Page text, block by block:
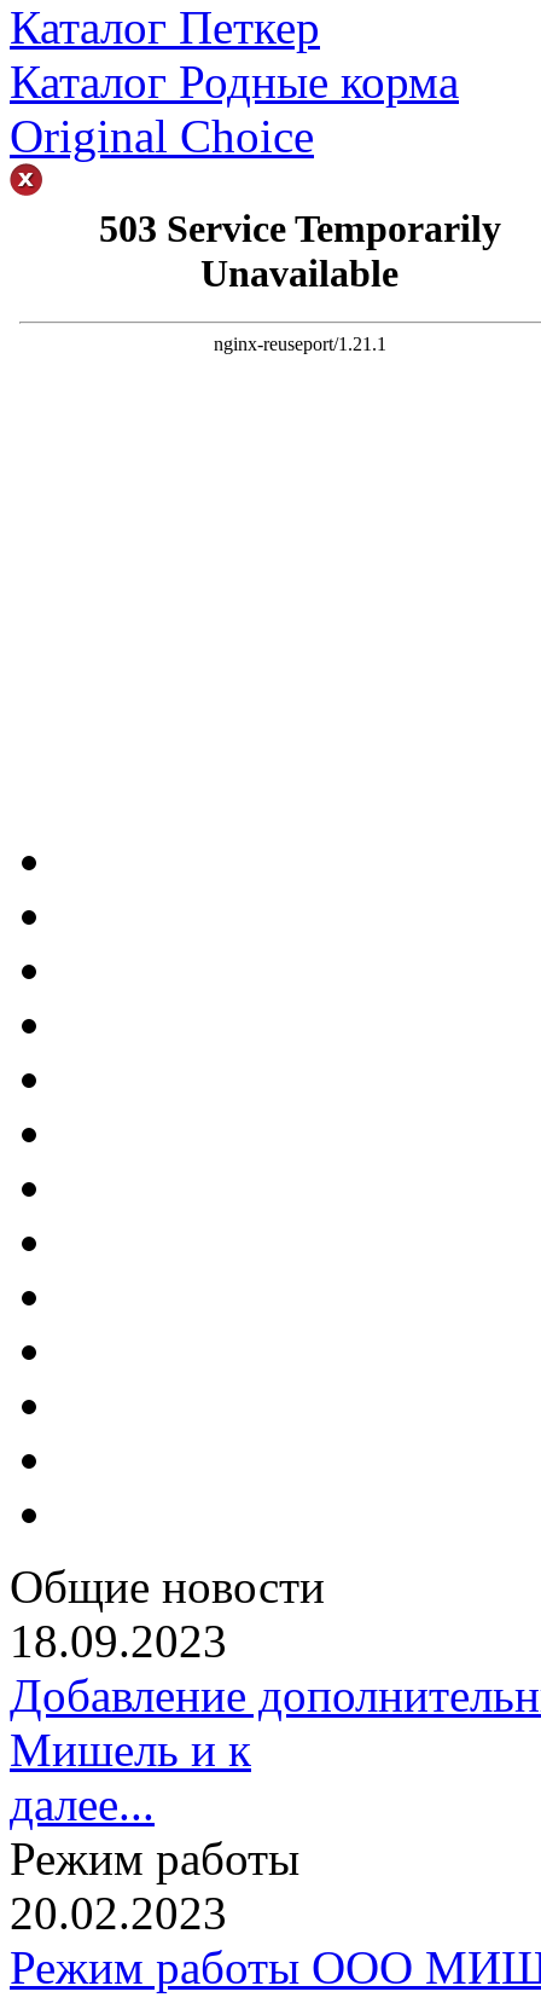
Каталог Петкер
Каталог Родные корма
Original Choice
Общие новости
18.09.2023
Добавление
Мишель и к
далее...
Режим работы
20.02.2023
Режим работы ООО